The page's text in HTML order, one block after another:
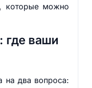
которые можно
где ваши
на два вопроса: